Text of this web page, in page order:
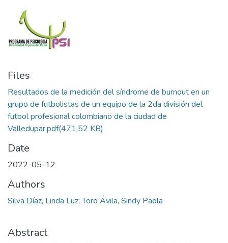
Files
Resultados de la medición del síndrome de burnout en un
grupo de futbolistas de un equipo de la 2da división del
futbol profesional colombiano de la ciudad de
Valledupar.pdf(471.52 KB)
Date
2022-05-12
Authors
Silva Díaz, Linda Luz; Toro Ávila, Sindy Paola
Abstract